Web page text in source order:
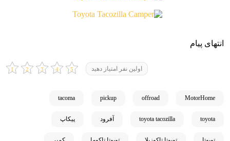
انتهای پیام
اولین نفر امتیاز دهید
MotorHome
offroad
pickup
tacoma
toyota
toyota tacozilla آفرود پیکاپ